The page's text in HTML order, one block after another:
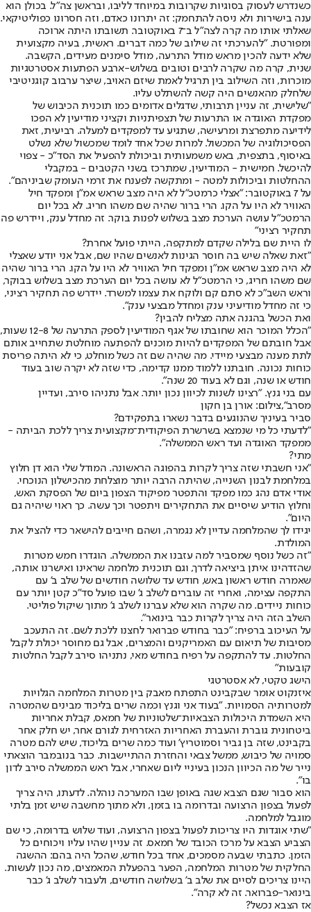
כשנדרש לעסוק בסוגיות שקרובות במיוחד לליבו, ובראשן צה"ל. בכולן הוא
ענה בישירות ולא ניסה להתחמק: זה יתרונו כאדם, וזה חסרונו כפוליטיקאי.
שאלתי אותו מה קרה לצה"ל ב־7 באוקטובר. תשובתו היתה ארוכה
ומפורטת. "להערכתי זה שילוב של כמה דברים. ראשית, בעיה מקצועית
שלא ידעה להכין מראש מודל התרעה, מודל סימנים מעידים, הקשבה.
שנית, קרה מה שקרה לרבים וטובים בשלוש-ארבע הפתעות אסטרטגיות
מוכרות, וזה השילוב בין תרגיל לאמת שיזם האויב, שיצר ערבוב קוגניטיבי
שלחלק מהאנשים היה קשה להשתלט עליו.
"שלישית, זה עניין תרבותי, שדגלים אדומים כמו תוכנית הכיבוש של
מפקדת האוגדה או התרעות של תצפיתניות וקציני מודיעין לא הפכו
לידיעה מתפרצת ומרעישה, שתגיע עד למפקדים למעלה. רביעית, זאת
הפסיכולוגיה של המכשול. למרות שכל אחד לומד שמכשול שלא נשלט
באיסוף, בתצפית, באש משמעותית וביכולת להפעיל את הסד"כ - צפוי
להיכשל. חמישית - המודיעין, שמתרכז בשני הקטבים - במקבלי
ההחלטות וביכולות למטה - ומתקשה לפענח את זרמי העומק שביניהם".
על 7 באוקטובר: "אצלי כרמטכ"ל לא היה מצב שראש אמ"ן ומפקד חיל
האוויר לא היו על הקו. הרי ברור שהיה שם משהו חריג. לא בכל יום
הרמטכ"ל עושה הערכת מצב בשלוש לפנות בוקר. זה מחדל ענק, ויידרש פה
תחקיר רציני"
לו היית שם בלילה שקדם למתקפה, הייתי פועל אחרת?
"זאת שאלה שיש בה חוסר הגינות לאנשים שהיו שם, אבל אני יודע שאצלי
לא היה מצב שראש אמ"ן ומפקד חיל האוויר לא היו על הקו. הרי ברור שהיה
שם משהו חריג, כי הרמטכ"ל לא עושה בכל יום הערכת מצב בשלוש בבוקר,
וראש השב"כ לא סתם קם ולוקח את עצמו למשרד. יידרש פה תחקיר רציני,
כי זה מחדל מודיעיני ענק ומחדל מבצעי ענק".
ואת הכשל בהגנה אתה מצליח להבין?
"הכלל המוכר הוא שחובתו של אגף המודיעין לספק התרעה של 12-8 שעות,
אבל חובתם של המפקדים להיות מוכנים להפתעה מוחלטת שתחייב אותם
לתת מענה מבצעי מיידי. מה שהיה שם זה כשל מוחלט, כי לא היתה פריסת
כוחות נכונה. חובתנו ללמוד ממנו קדימה, כדי שזה לא יקרה שוב בעוד
חודש או שנה, וגם לא בעוד 20 שנה".
עם בני גנץ. "רצינו לשנות לכיוון נכון יותר. אבל נתניהו סירב, ועדיין
מסרב",צילום: אורן בן חקון
סביר בעיניך שהנוגעים בדבר נשארו בתפקידם?
"לדעתי כל מי שנמצא בשרשרת הפיקודית־מקצועית צריך ללכת הביתה -
ממפקד האוגדה ועד ראש הממשלה".
מתי?
"אני חשבתי שזה צריך לקרות בהפוגה הראשונה. המודל שלי הוא דן חלוץ
במלחמת לבנון השנייה, שהיתה הרבה יותר מוצלחת מהכישלון הנוכחי.
אודי אדם נהג כמו מפקד והתפטר מפיקוד הצפון ביום של הפסקת האש,
וחלוץ הודיע שיסיים את התחקירים ויתפטר וכך עשה. כך ראוי שיהיה גם
היום".
יגידו לך שהמלחמה עדיין לא נגמרה, ושהם חייבים להישאר כדי להציל את
המולדת.
"זה כשל נוסף שמסביר למה עזבנו את הממשלה. הוגדרו חמש מטרות
שהזדהינו איתן ביציאה לדרך, וגם תוכנית מלחמה שראינו ואישרנו אותה,
שאמרה חודש ראשון באש, חודש עד שלושה חודשים של שלב ב' עם
התקפה עצימה, ואחרי זה עוברים לשלב ג' שבו פועל סד"כ קטן יותר עם
כוחות ניידים. מה שקרה הוא שלא עברנו לשלב ג' מתוך שיקול פוליטי.
השלב הזה היה צריך לקרות כבר בינואר".
על העיכוב ברפיח: "כבר בחודש פברואר לחצנו ללכת לשם. זה התעכב
מסיבות של תיאום עם האמריקנים והמצרים, אבל גם מחוסר יכולת לקבל
החלטות. עד להתקפה על רפיח בחודש מאי, נתניהו סירב לקבל החלטות
קובעות"
הישג טקטי, לא אסטרטגי
איזנקוט אומר שבקבינט התפתח מאבק בין מטרות המלחמה הגלויות
למטרותיה הסמויות. "בעוד אני וגנץ וכמה שרים בליכוד מבינים שהמטרה
היא השמדת היכולות הצבאיות־שלטוניות של חמאס, קבלת אחריות
ביטחונית גוברת והעברת האחריות האזרחית לגורם אחר, יש חלק אחר
בקבינט, שזה בן גביר וסמוטריץ' ועוד כמה שרים בליכוד, שיש להם מטרה
סמויה של כיבוש, ממשל צבאי והחזרת ההתיישבות. כבר בנובמבר הוצאתי
נייר של מה הכיוון הנכון בעיניי ליום שאחרי, אבל ראש הממשלה סירב לדון
בו".
הוא סבור שגם הצבא שגה באופן שבו המערכה נוהלה. לדעתו, היה צריך
לפעול בצפון הרצועה ובדרומה בו בזמן, ולא מתוך מחשבה שיש זמן בלתי
מוגבל למלחמה.
"שתי אוגדות היו צריכות לפעול בצפון הרצועה, ועוד שלוש בדרומה, כי שם
הצביע הצבא על מרכז הכובד של חמאס. זה עניין שהיו עליו ויכוחים כל
הזמן. כתבתי שבעה מסמכים, אחד בכל חודש, שהכל היה בהם: ההשגה
החלקית של מטרות המלחמה, הפער בהפעלת המאמצים, מה נכון לעשות.
היינו צריכים לסיים את שלב ב' בשלושה חודשים, ולעבור לשלב ג' כבר
בינואר-פברואר. זה לא קרה".
אז הצבא נכשל?